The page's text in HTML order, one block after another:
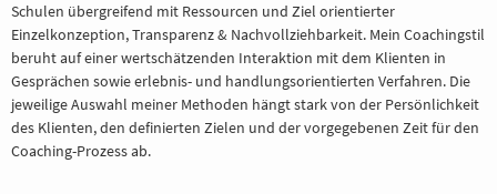
Schulen übergreifend mit Ressourcen und Ziel orientierter
Einzelkonzeption, Transparenz & Nachvollziehbarkeit. Mein Coachingstil
beruht auf einer wertschätzenden Interaktion mit dem Klienten in
Gesprächen sowie erlebnis- und handlungsorientierten Verfahren. Die
jeweilige Auswahl meiner Methoden hängt stark von der Persönlichkeit
des Klienten, den definierten Zielen und der vorgegebenen Zeit für den
Coaching-Prozess ab.